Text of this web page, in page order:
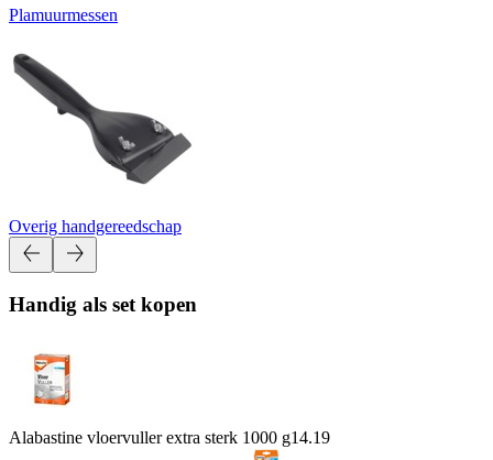
Plamuurmessen
Overig handgereedschap
Handig als set kopen
Alabastine vloervuller extra sterk 1000 g14.19